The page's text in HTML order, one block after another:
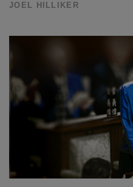
JOEL HILLIKER